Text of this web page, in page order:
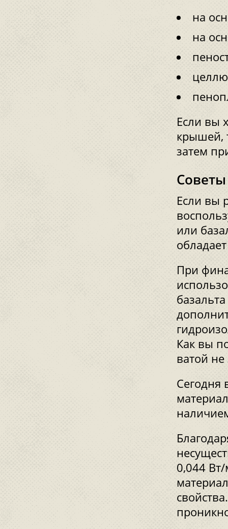
на
на
Если вы
крышей,
затем
Если вы
или
При
Как вы
ватой
Сегодня
0,044